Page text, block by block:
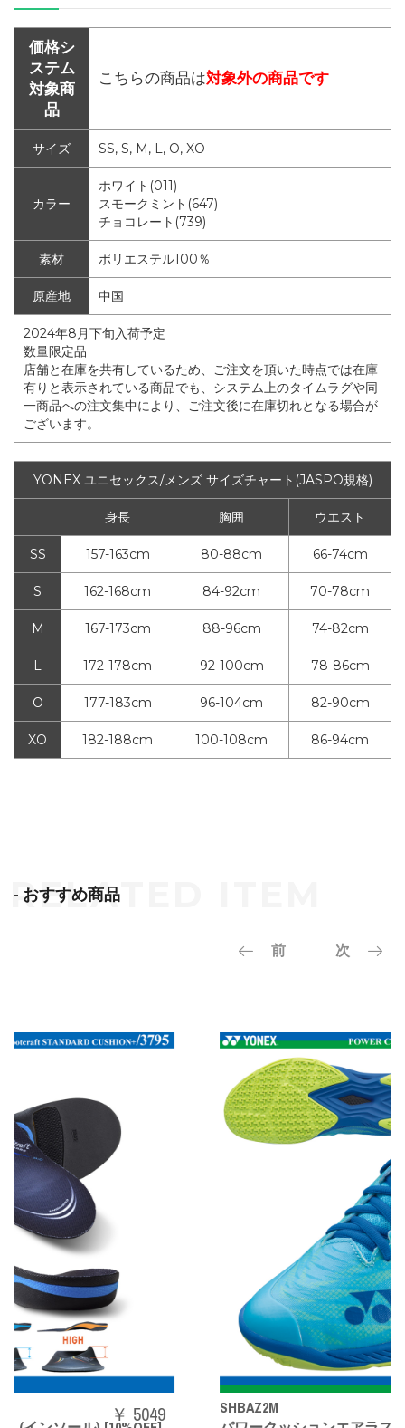
価格シ
ステム
対象商
品
こちらの商品は対象外の商品です
サイズ SS, S, M, L, O, XO
カラー
ホワイト(011)
スモークミント(647)
チョコレート(739)
素材 ポリエステル100％
原産地 中国
2024年8月下旬入荷予定
数量限定品
店舗と在庫を共有しているため、ご注文を頂いた時点では在庫
有りと表示されている商品でも、システム上のタイムラグや同
一商品への注文集中により、ご注文後に在庫切れとなる場合が
ございます。
YONEX ユニセックス/メンズ サイズチャート(JASPO規格)
身長 胸囲 ウエスト
SS 157-163cm 80-88cm 66-74cm
S 162-168cm 84-92cm 70-78cm
M 167-173cm 88-96cm 74-82cm
L 172-178cm 92-100cm 78-86cm
O 177-183cm 96-104cm 82-90cm
XO 182-188cm 100-108cm 86-94cm
- おすすめ商品
前 次
SHBAZ2M